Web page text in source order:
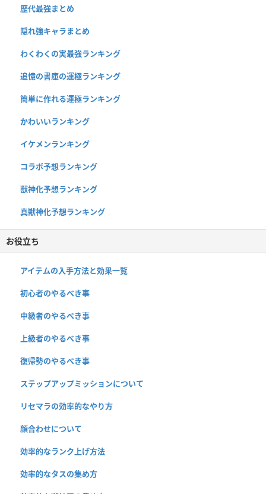
歴代最強まとめ
隠れ強キャラまとめ
わくわくの実最強ランキング
追憶の書庫の運極ランキング
簡単に作れる運極ランキング
かわいいランキング
イケメンランキング
コラボ予想ランキング
獣神化予想ランキング
真獣神化予想ランキング
お役立ち
アイテムの入手方法と効果一覧
初心者のやるべき事
中級者のやるべき事
上級者のやるべき事
復帰勢のやるべき事
ステップアップミッションについて
リセマラの効率的なやり方
顔合わせについて
効率的なランク上げ方法
効率的なタスの集め方